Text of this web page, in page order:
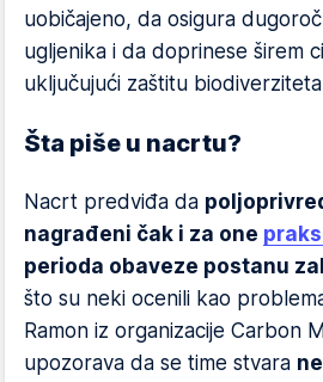
uobičajeno, da osigura
ugljenika i da doprinese širem
uključujući zaštitu
Šta piše u nacrtu?
Nacrt predviđa da
nagrađeni čak i za one
perioda obaveze postanu
što su neki ocenili kao
Ramon iz organizacije Carbon
upozorava da se time stvara